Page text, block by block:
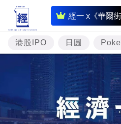
經一 x《華爾街
即
時
財
經
專
題
投
資
港股IPO 日圓